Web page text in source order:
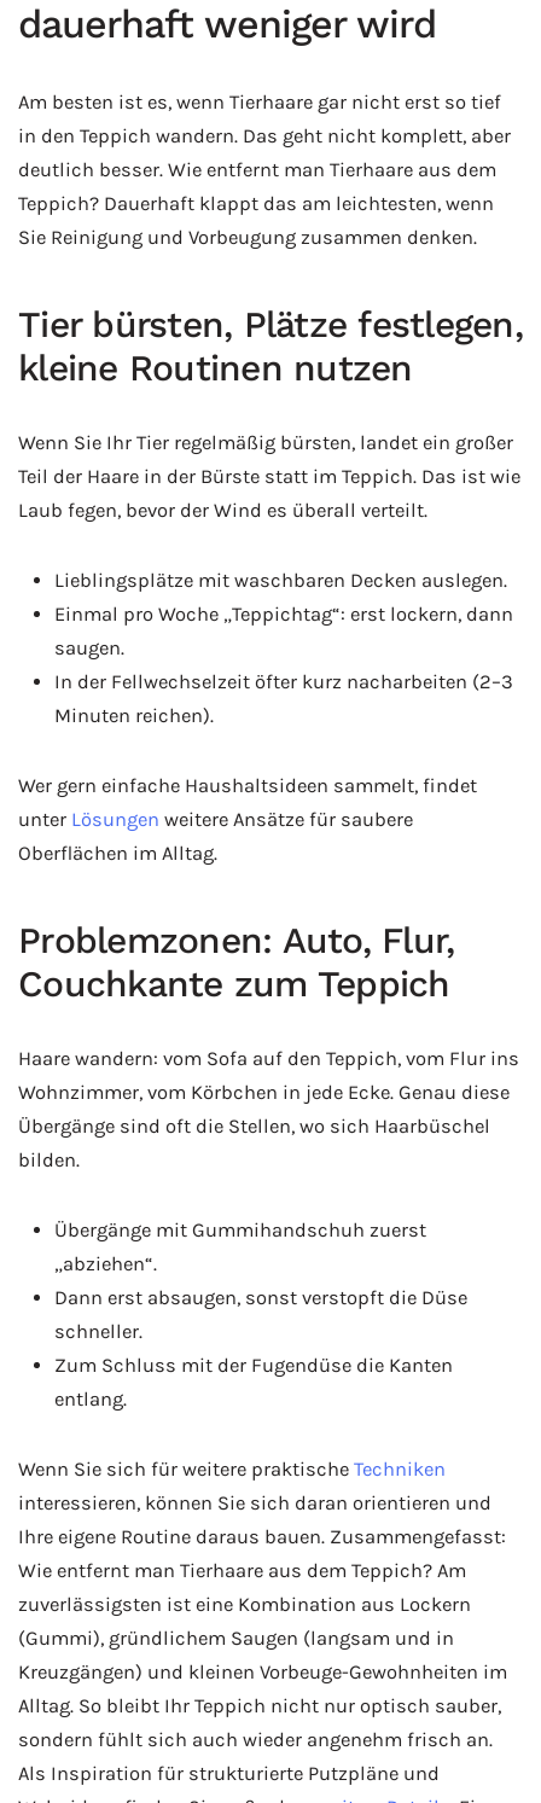
dauerhaft weniger wird
Am besten ist es, wenn Tierhaare gar nicht erst so tief
in den Teppich wandern. Das geht nicht komplett, aber
deutlich besser. Wie entfernt man Tierhaare aus dem
Teppich? Dauerhaft klappt das am leichtesten, wenn
Sie Reinigung und Vorbeugung zusammen denken.
Tier bürsten, Plätze festlegen,
kleine Routinen nutzen
Wenn Sie Ihr Tier regelmäßig bürsten, landet ein großer
Teil der Haare in der Bürste statt im Teppich. Das ist wie
Laub fegen, bevor der Wind es überall verteilt.
Lieblingsplätze mit waschbaren Decken auslegen.
Einmal pro Woche „Teppichtag“: erst lockern, dann
saugen.
In der Fellwechselzeit öfter kurz nacharbeiten (2–3
Minuten reichen).
Wer gern einfache Haushaltsideen sammelt, findet
unter Lösungen weitere Ansätze für saubere
Oberflächen im Alltag.
Problemzonen: Auto, Flur,
Couchkante zum Teppich
Haare wandern: vom Sofa auf den Teppich, vom Flur ins
Wohnzimmer, vom Körbchen in jede Ecke. Genau diese
Übergänge sind oft die Stellen, wo sich Haarbüschel
bilden.
Übergänge mit Gummihandschuh zuerst
„abziehen“.
Dann erst absaugen, sonst verstopft die Düse
schneller.
Zum Schluss mit der Fugendüse die Kanten
entlang.
Wenn Sie sich für weitere praktische Techniken
interessieren, können Sie sich daran orientieren und
Ihre eigene Routine daraus bauen. Zusammengefasst:
Wie entfernt man Tierhaare aus dem Teppich? Am
zuverlässigsten ist eine Kombination aus Lockern
(Gummi), gründlichem Saugen (langsam und in
Kreuzgängen) und kleinen Vorbeuge-Gewohnheiten im
Alltag. So bleibt Ihr Teppich nicht nur optisch sauber,
sondern fühlt sich auch wieder angenehm frisch an.
Als Inspiration für strukturierte Putzpläne und